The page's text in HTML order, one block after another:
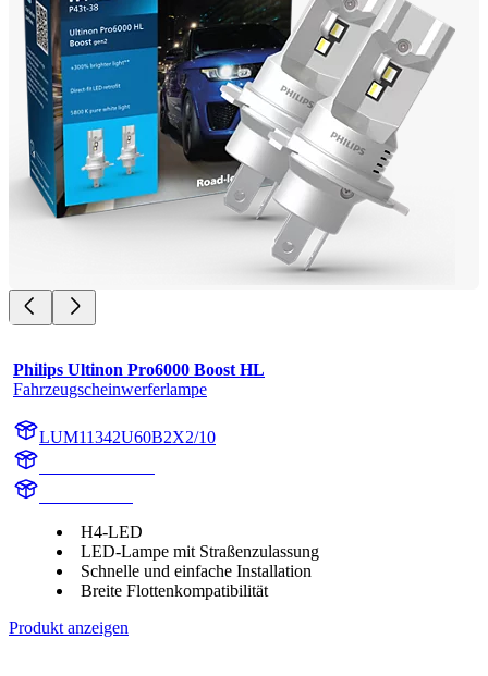
Philips Ultinon Pro6000 Boost HL
Fahrzeugscheinwerferlampe
LUM11342U60B2X2/10
H4-LED
LED-Lampe mit Straßenzulassung
Schnelle und einfache Installation
Breite Flottenkompatibilität
Produkt anzeigen